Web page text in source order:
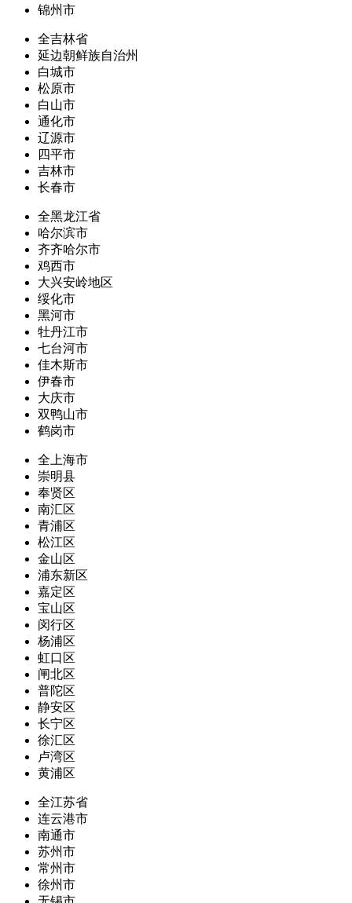
锦州市
全吉林省
延边朝鲜族自治州
白城市
松原市
白山市
通化市
辽源市
四平市
吉林市
长春市
全黑龙江省
哈尔滨市
齐齐哈尔市
鸡西市
大兴安岭地区
绥化市
黑河市
牡丹江市
七台河市
佳木斯市
伊春市
大庆市
双鸭山市
鹤岗市
全上海市
崇明县
奉贤区
南汇区
青浦区
松江区
金山区
浦东新区
嘉定区
宝山区
闵行区
杨浦区
虹口区
闸北区
普陀区
静安区
长宁区
徐汇区
卢湾区
黄浦区
全江苏省
连云港市
南通市
苏州市
常州市
徐州市